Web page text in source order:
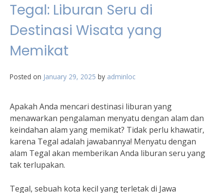
Tegal: Liburan Seru di
Destinasi Wisata yang
Memikat
Posted on January 29, 2025 by adminloc
Apakah Anda mencari destinasi liburan yang
menawarkan pengalaman menyatu dengan alam dan
keindahan alam yang memikat? Tidak perlu khawatir,
karena Tegal adalah jawabannya! Menyatu dengan
alam Tegal akan memberikan Anda liburan seru yang
tak terlupakan.
Tegal, sebuah kota kecil yang terletak di Jawa